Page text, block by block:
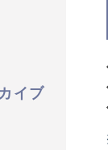
イブ